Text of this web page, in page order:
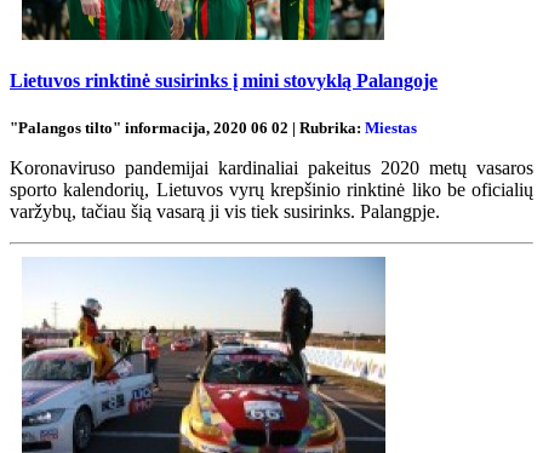
Lietuvos rinktinė susirinks į mini stovyklą Palangoje
"Palangos tilto" informacija, 2020 06 02 | Rubrika: Miestas
Koronaviruso pandemijai kardinaliai pakeitus 2020 metų vasaros
sporto kalendorių, Lietuvos vyrų krepšinio rinktinė liko be oficialių
varžybų, tačiau šią vasarą ji vis tiek susirinks. Palangpje.